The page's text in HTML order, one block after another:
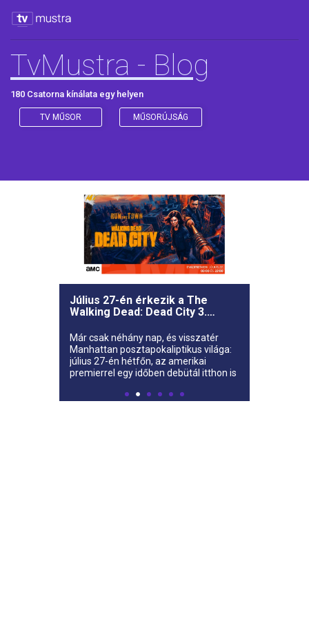
TvMustra - Blog
180 Csatorna kínálata egy helyen
TV MŰSOR MŰSORÚJSÁG
Július 27-én érkezik a The
Walking Dead: Dead City 3.
Már csak néhány nap, és visszatér
Manhattan posztapokaliptikus világa:
július 27-én hétfőn, az amerikai
premierrel egy időben debütál itthon is
City harmadik évada.